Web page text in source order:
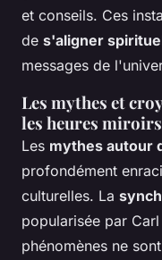
et conseils. Ces
de s'aligner
messages de
Les mythes et
les heures miroirs
Les mythes autour
profondément
culturelles. La
popularisée par
phénomènes ne